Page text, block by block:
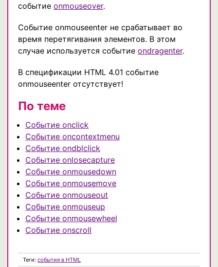
событие onmouseover.
Событие onmouseenter не срабатывает во
время перетягивания элементов. В этом
случае используется событие ondragenter.
В спецификации HTML 4.01 событие
onmouseenter отсутствует!
По теме
Событие onclick
Событие oncontextmenu
Событие ondblclick
Событие onlosecapture
Событие onmousedown
Событие onmousemove
Событие onmouseout
Событие onmouseup
Событие onmousewheel
Событие onscroll
Теги: события в HTML